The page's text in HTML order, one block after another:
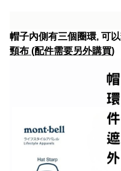
帽子內側有三個圈環, 可
頸布 (配件需要另外購買)